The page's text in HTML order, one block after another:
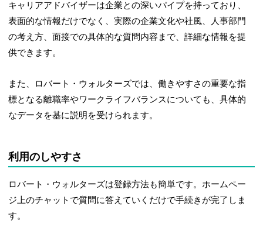
キャリアアドバイザーは企業との深いパイプを持っており、
表面的な情報だけでなく、実際の企業文化や社風、人事部門
の考え方、面接での具体的な質問内容まで、詳細な情報を提
供できます。
また、 ロバート・ウォルターズでは、働きやすさの重要な指
標となる離職率やワークライフバランスについても、具体的
なデータを基に説明を受けられます。
利用のしやすさ
ロバート・ウォルターズは登録方法も簡単です。ホームペー
ジ上のチャットで質問に答えていくだけで手続きが完了しま
す。